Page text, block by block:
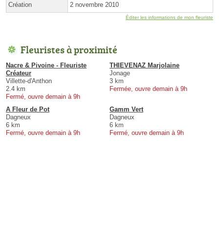
Création 2 novembre 2010
Éditer les informations de mon fleuriste
Fleuristes à proximité
Nacre & Pivoine - Fleuriste
Créateur
Villette-d'Anthon
2.4 km
Fermé, ouvre demain à 9h
THIEVENAZ Marjolaine
Jonage
3 km
Fermée, ouvre demain à 9h
A Fleur de Pot
Dagneux
6 km
Fermé, ouvre demain à 9h
Gamm Vert
Dagneux
6 km
Fermé, ouvre demain à 9h